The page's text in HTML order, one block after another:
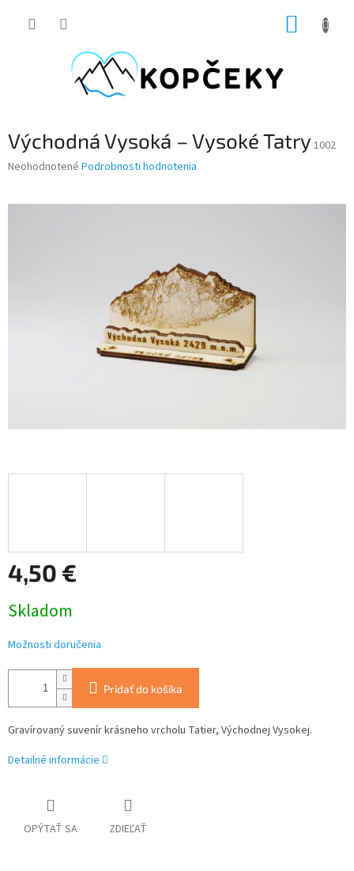
Východná Vysoká – Vysoké Tatry 1002
Priemerné
Neohodnotené Podrobnosti hodnotenia
4,50 €
cena:
Skladom
Možnosti doručenia
Pridať do košíka
Gravírovaný suvenír krásneho vrcholu Tatier, Východnej Vysokej.
Detailné informácie
OPÝTAŤ SA ZDIEĽAŤ